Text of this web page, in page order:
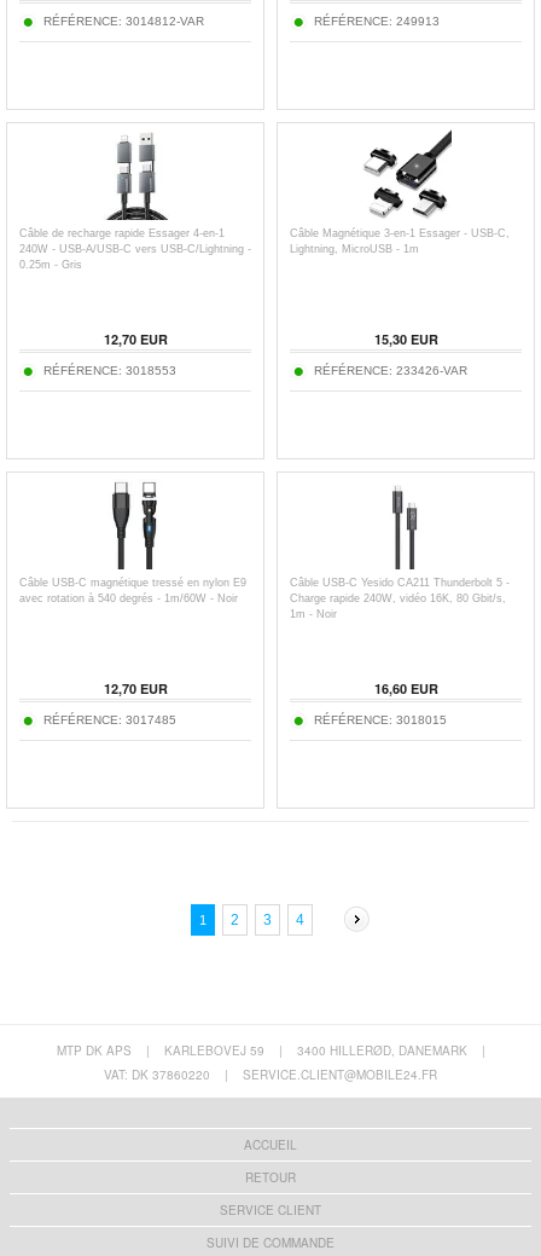
RÉFÉRENCE: 3014812-VAR RÉFÉRENCE: 249913
Câble de recharge rapide Essager 4-en-1
240W - USB-A/USB-C vers USB-C/Lightning -
0.25m - Gris
12,70EUR
RÉFÉRENCE: 3018553
Câble Magnétique 3-en-1 Essager - USB-C,
Lightning, MicroUSB - 1m
15,30EUR
RÉFÉRENCE: 233426-VAR
Câble USB-C magnétique tressé en nylon E9
avec rotation à 540 degrés - 1m/60W - Noir
12,70EUR
RÉFÉRENCE: 3017485
Câble USB-C Yesido CA211 Thunderbolt 5 -
Charge rapide 240W, vidéo 16K, 80 Gbit/s,
1m - Noir
16,60EUR
RÉFÉRENCE: 3018015
1 2 3 4
MTP DK APS | KARLEBOVEJ 59 | 3400 HILLERØD, DANEMARK
|
VAT: DK 37860220
| SERVICE.CLIENT@MOBILE24.FR
ACCUEIL
RETOUR
SERVICE CLIENT
SUIVI DE COMMANDE